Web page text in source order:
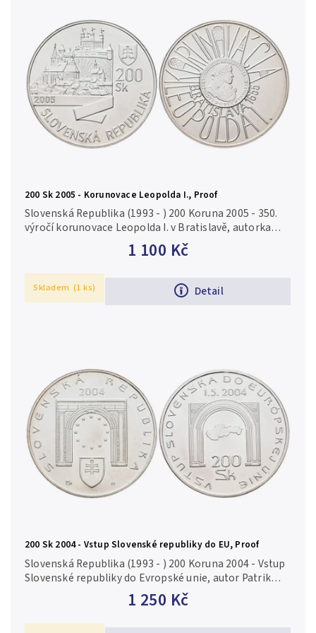
Chronologicky
200 Sk 2005 - Korunovace Leopolda I., Proof
1 100 Kč
Detail
Slovenská Republika (1993 - ) 200 Koruna 2005 - 350.
výročí korunovace Leopolda I. v Bratislavě, autorka
Mária Poldaufová, Aurea S 56, Proof Ag 0,900, 34 mm
Skladem (1 ks)
200 Sk 2004 - Vstup Slovenské republiky do EU, Proof
1 250 Kč
Slovenská Republika (1993 - ) 200 Koruna 2004 - Vstup
Slovenské republiky do Evropské unie, autor Patrik
Kovačovský, Aurea S 52, Proof Ag 0,750, 34 mm (20 g),